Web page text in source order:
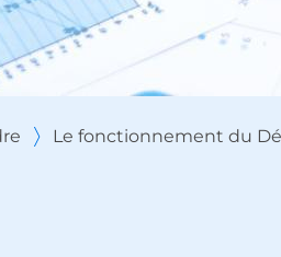
Le fonctionnement du